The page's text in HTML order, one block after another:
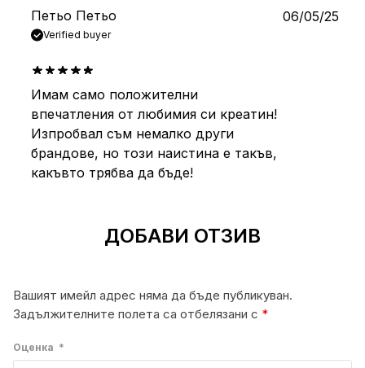
Петьо Петьо
Verified buyer
out of 5
Имам само положителни
впечатления от любимия си креатин!
Изпробвал съм немалко други
брандове, но този наистина е такъв,
какъвто трябва да бъде!
06/05/25
ДОБАВИ ОТЗИВ
Вашият имейл адрес няма да бъде публикуван.
Задължителните полета са отбелязани с *
Оценка *